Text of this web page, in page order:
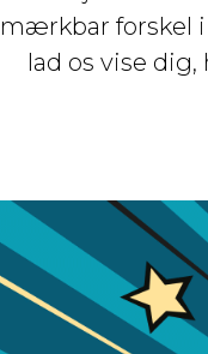
mærkbar forskel
lad os vise